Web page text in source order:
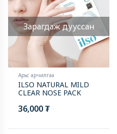
Зарагдаж дууссан
Арьс арчилгаа
ILSO NATURAL MILD
CLEAR NOSE PACK
36,000 ₮